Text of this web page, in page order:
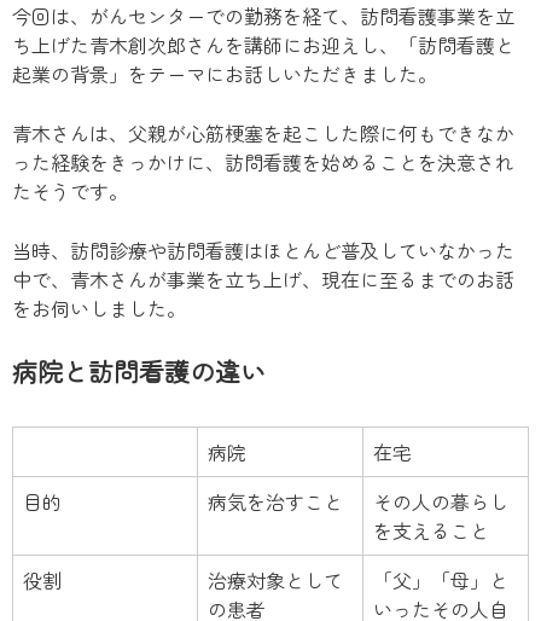
今回は、がんセンターでの勤務を経て、訪問看護事業を立
ち上げた青木創次郎さんを講師にお迎えし、「訪問看護と
起業の背景」をテーマにお話しいただきました。
青木さんは、父親が心筋梗塞を起こした際に何もできなか
った経験をきっかけに、訪問看護を始めることを決意され
たそうです。
当時、訪問診療や訪問看護はほとんど普及していなかった
中で、青木さんが事業を立ち上げ、現在に至るまでのお話
をお伺いしました。
病院と訪問看護の違い
病院
在宅
目的
病気を治すこと
その人の暮らし
を支えること
役割
治療対象として
の患者
「父」「母」と
いったその人自